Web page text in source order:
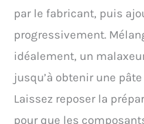
par le fabricant, puis
progressivement.
idéalement, un
jusqu’à obtenir une
Laissez reposer la
pour que les